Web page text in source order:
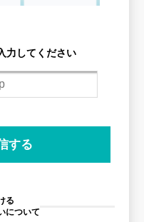
力してください
る
について